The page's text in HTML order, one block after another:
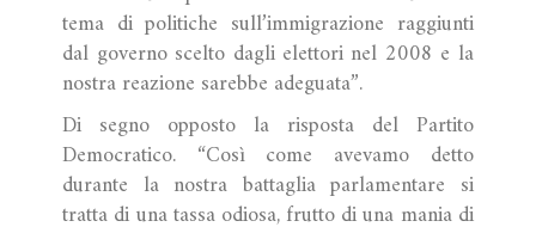
tema di politiche sull’immigrazione raggiunti
dal governo scelto dagli elettori nel 2008 e la
nostra reazione sarebbe adeguata”.
Di segno opposto la risposta del Partito
Democratico. “Così come avevamo detto
durante la nostra battaglia parlamentare si
tratta di una tassa odiosa, frutto di una mania di